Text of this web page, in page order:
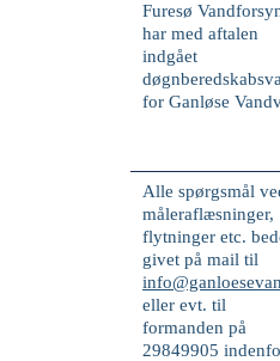
Furesø
har med aftalen
indgået
for Ganløse
Alle spørgsmål
måleraflæsninger,
flytninger etc.
givet på mail til
eller evt. til
formanden på
29849905